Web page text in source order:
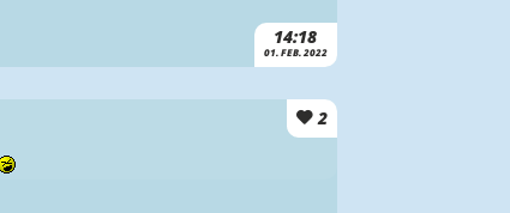
14:18
01. FEB. 2022
2